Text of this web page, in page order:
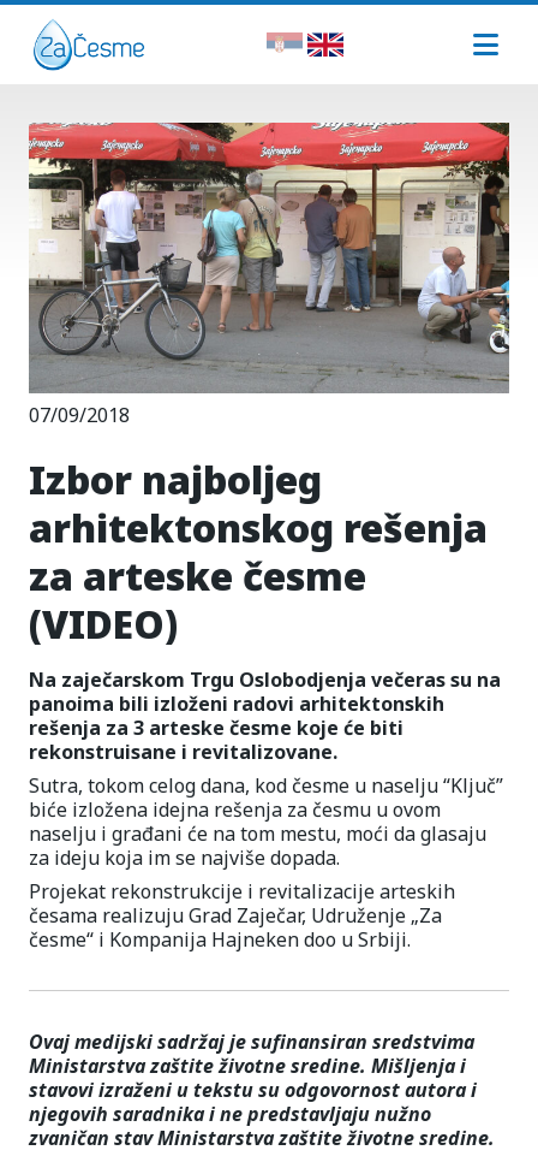
07/09/2018
Izbor najboljeg
arhitektonskog rešenja
za arteske česme
(VIDEO)
Na zaječarskom Trgu Oslobodjenja večeras su na
panoima bili izloženi radovi arhitektonskih
rešenja za 3 arteske česme koje će biti
rekonstruisane i revitalizovane.
Sutra, tokom celog dana, kod česme u naselju “Ključ”
biće izložena idejna rešenja za česmu u ovom
naselju i građani će na tom mestu, moći da glasaju
za ideju koja im se najviše dopada.
Projekat rekonstrukcije i revitalizacije arteskih
česama realizuju Grad Zaječar, Udruženje „Za
česme“ i Kompanija Hajneken doo u Srbiji.
Ovaj medijski sadržaj je sufinansiran sredstvima
Ministarstva zaštite životne sredine. Mišljenja i
stavovi izraženi u tekstu su odgovornost autora i
njegovih saradnika i ne predstavljaju nužno
zvaničan stav Ministarstva zaštite životne sredine.